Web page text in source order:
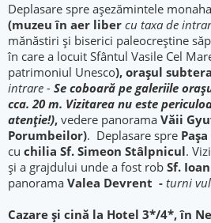
Deplasare spre aşezămintele
(muzeu în aer liber cu taxa de
mănăstiri şi biserici paleocreştine
în care a locuit Sfântul Vasile Cel
patrimoniul Unesco), oraşul
intrare - Se coboară pe galeriile
cca. 20 m. Vizitarea nu este
atenţie!), vedere panorama Văii
Porumbeilor). Deplasare spre
cu chilia Sf. Simeon Stâlpnicul.
și a grajdului unde a fost rob Sf.
panorama Valea Devrent - turni
Cazare şi cină la Hotel 3*/4*, în